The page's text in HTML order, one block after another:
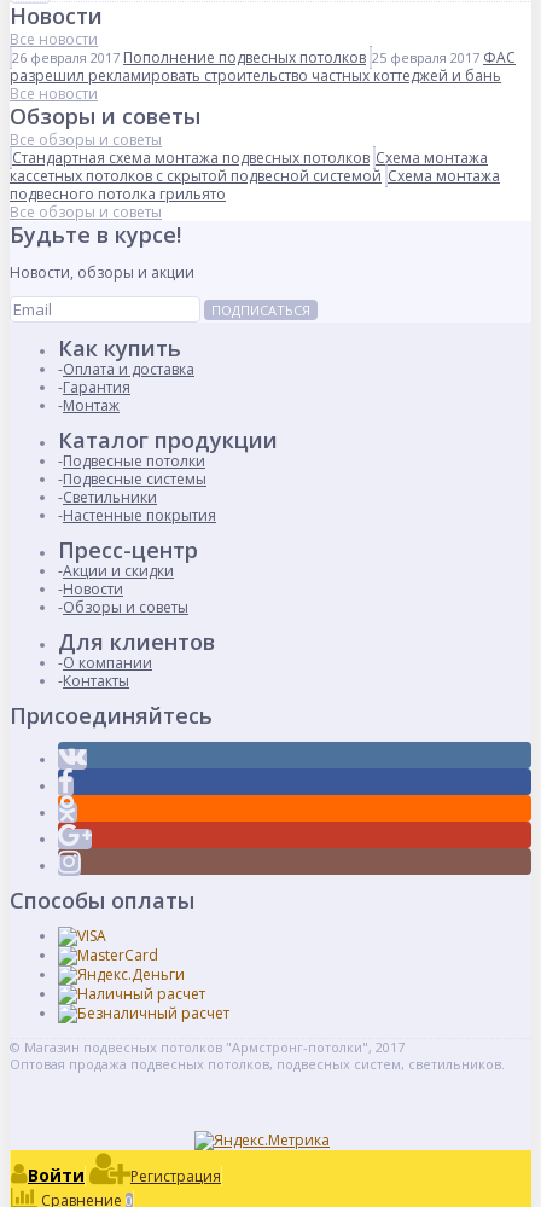
Новости
Все новости
26 февраля 2017 Пополнение подвесных потолков 25 февраля 2017 ФАС
разрешил рекламировать строительство частных коттеджей и бань
Все новости
Обзоры и советы
Все обзоры и советы
Стандартная схема монтажа подвесных потолков Схема монтажа
кассетных потолков с скрытой подвесной системой Схема монтажа
подвесного потолка грильято
Все обзоры и советы
Будьте в курсе!
Новости, обзоры и акции
ПОДПИСАТЬСЯ
Как купить
Оплата и доставка
Гарантия
Монтаж
Каталог продукции
Подвесные потолки
Подвесные системы
Светильники
Настенные покрытия
Пресс-центр
Акции и скидки
Новости
Обзоры и советы
Для клиентов
О компании
Контакты
Присоединяйтесь
Способы оплаты
© Магазин подвесных потолков "Армстронг-потолки", 2017
Оптовая продажа подвесных потолков, подвесных систем, светильников.
Войти
Регистрация
Сравнение 0